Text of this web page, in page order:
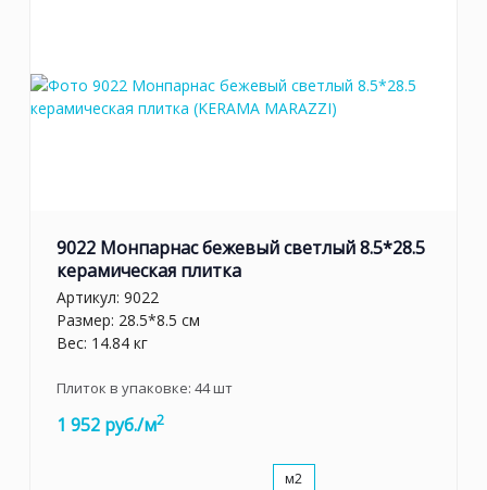
9022 Монпарнас бежевый светлый 8.5*28.5
керамическая плитка
Артикул: 9022
Размер: 28.5*8.5 см
Вес: 14.84 кг
Плиток в упаковке: 44шт
1 952 руб./м2
м2